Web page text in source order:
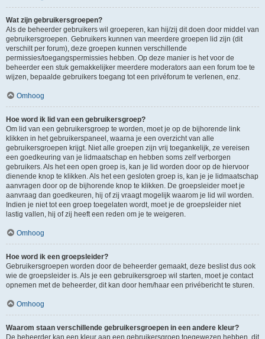
Wat zijn gebruikersgroepen?
Als de beheerder gebruikers wil groeperen, kan hij/zij dit doen door middel van
gebruikersgroepen. Gebruikers kunnen van meerdere groepen lid zijn (dit
verschilt per forum), deze groepen kunnen verschillende
permissies/toegangspermissies hebben. Op deze manier is het voor de
beheerder een stuk gemakkelijker meerdere moderators aan een forum toe te
wijzen, bepaalde gebruikers toegang tot een privéforum te verlenen, enz.
Omhoog
Hoe word ik lid van een gebruikersgroep?
Om lid van een gebruikersgroep te worden, moet je op de bijhorende link
klikken in het gebruikerspaneel, waarna je een overzicht van alle
gebruikersgroepen krijgt. Niet alle groepen zijn vrij toegankelijk, ze vereisen
een goedkeuring van je lidmaatschap en hebben soms zelf verborgen
gebruikers. Als het een open groep is, kan je lid worden door op de hiervoor
dienende knop te klikken. Als het een gesloten groep is, kan je je lidmaatschap
aanvragen door op de bijhorende knop te klikken. De groepsleider moet je
aanvraag dan goedkeuren, hij of zij vraagt mogelijk waarom je lid wil worden.
Indien je niet tot een groep toegelaten wordt, moet je de groepsleider niet
lastig vallen, hij of zij heeft een reden om je te weigeren.
Omhoog
Hoe word ik een groepsleider?
Gebruikersgroepen worden door de beheerder gemaakt, deze beslist dus ook
wie de groepsleider is. Als je een gebruikersgroep wil starten, moet je contact
opnemen met de beheerder, dit kan door hem/haar een privébericht te sturen.
Omhoog
Waarom staan verschillende gebruikersgroepen in een andere kleur?
De beheerder kan een kleur aan een gebruikersgroep toegewezen hebben, dit